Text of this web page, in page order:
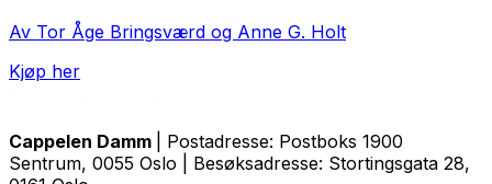
Av Tor Åge Bringsværd og Anne G. Holt
Kjøp her
Cappelen Damm
| Postadresse: Postboks 1900
Sentrum, 0055 Oslo | Besøksadresse: Stortingsgata 28,